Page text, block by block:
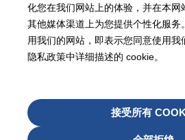
07
Footer
沪 ICP 备 18006817 号 沪公网安
08
化您在我们网站上的体验，并在本网
其他媒体渠道上为您提供个性化服务
用我们的网站，即表示您同意使用我
隐私政策中详细描述的 cookie。
接受所有